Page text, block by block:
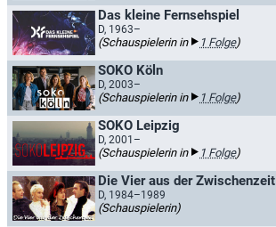
Das kleine Fernsehspiel
D, 1963–
(Schauspielerin in 1 Folge)
SOKO Köln
D, 2003–
(Schauspielerin in 1 Folge)
SOKO Leipzig
D, 2001–
(Schauspielerin in 1 Folge)
Die Vier aus der Zwischenzeit
D, 1984–1989
(Schauspielerin)